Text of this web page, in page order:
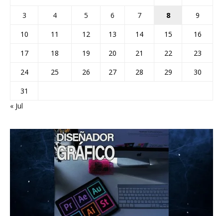
3
4 5 6 7 8
9
10
11 12 13 14 15
16
17
18 19 20 21 22
23
24
25 26 27 28 29
30
31
« Jul